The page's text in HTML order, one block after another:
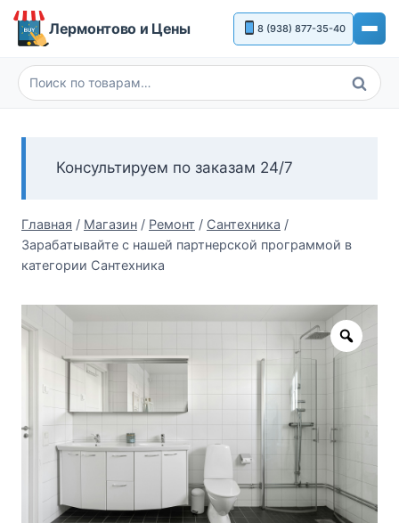
Перейти
Лермонтово и Цены 8 (938) 877-35-40
Искать:
Поиск
Консультируем по заказам 24/7
Главная / Магазин / Ремонт / Сантехника /
Зарабатывайте с нашей партнерской программой в
категории Сантехника
Zoom